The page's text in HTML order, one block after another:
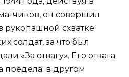
он совершил
схватке
солдат, за что был
«За отвагу». Его отвага
предела: в другом